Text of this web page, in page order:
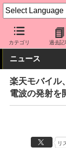
カテゴリ 過去記
ケータイ Watch
ニュース
楽天モバイル
電波の発射を
リ